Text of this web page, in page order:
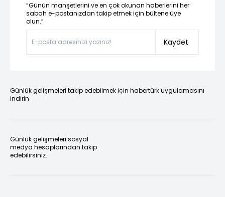
“Günün manşetlerini ve en çok okunan haberlerini her
sabah e-postanızdan takip etmek için bültene üye
olun.”
Kaydet
Günlük gelişmeleri takip edebilmek için habertürk uygulamasını
indirin
Günlük gelişmeleri sosyal
medya hesaplarından takip
edebilirsiniz.